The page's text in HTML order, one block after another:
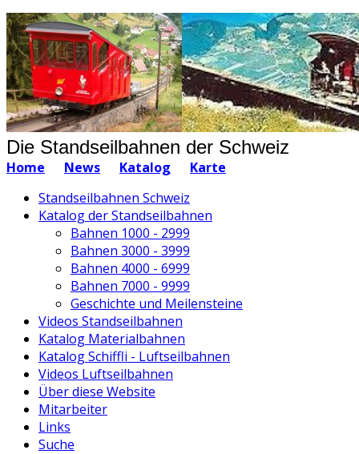
Die Standseilbahnen der Schweiz
Home News Katalog
Karte
Standseilbahnen Schweiz
Katalog der Standseilbahnen
Bahnen 1000 - 2999
Bahnen 3000 - 3999
Bahnen 4000 - 6999
Bahnen 7000 - 9999
Geschichte und Meilensteine
Videos Standseilbahnen
Katalog Materialbahnen
Katalog Schiffli - Luftseilbahnen
Videos Luftseilbahnen
Über diese Website
Mitarbeiter
Links
Suche